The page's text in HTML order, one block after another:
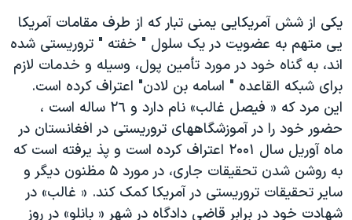
صفحه
اصلی
جهش
به
جستجو
جهان
ورزشی
گزیده‌ها
ویژه برنامه‌ها
ویدیوها
فرهنگ و زندگی
حقوق شهروندی
اقتصادی
صفحه‌های ویژه
جام جهانی ۲۰۲۶
عملیات خشم حماسی
بایگانی برنامه‌های تلویزیونی
مستندها
انتخابات ریاست جمهوری آمریکا ۲۰۲۴
حمله جمهوری اسلامی به اسرائیل
فرکانس‌های صدای آمریکا
پخش رادیویی
یادگیری زبان انگلیسی
دنبال کنید
يکی از شش آمريکايی يمنی تبار که از طرف مقامات آمريکا
يی متهم به عضويت در يک سلول " خفته " تروريستی شده
اند، به گناه خود در مورد تأمين پول، وسيله و خدمات لازم
برای شبکه القاعده " اسامه بن لادن" اعتراف کرده است.
اين مرد که « فيصل غالب» نام دارد و ٢٦ ساله است ،
حضور خود را در آموزشگاههای تروريستی در افغانستان در
ماه آوريل سال ۲۰۰۱ اعتراف کرده است و پذ يرفته است که
به روشن شدن تحقيقات جاری، در مورد ۵ مظنون ديگر و
ساير تحقيقات تروريستی در آمريکا کمک کند. « غالب» در
شهادت خود در برابر قاضی دادگاه در شهر « بانلو» در روز